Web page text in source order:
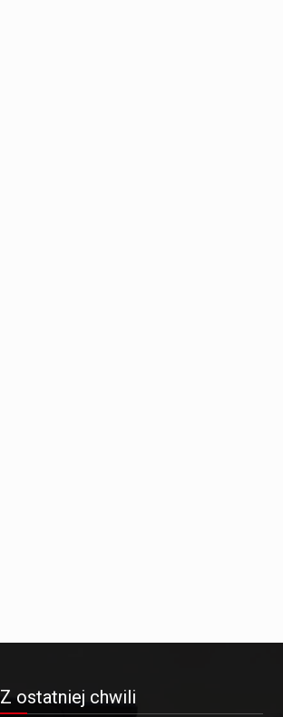
Z ostatniej chwili